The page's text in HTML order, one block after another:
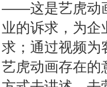
——这是艺虎动
业的诉求，为
求；通过视频
艺虎动画存在的